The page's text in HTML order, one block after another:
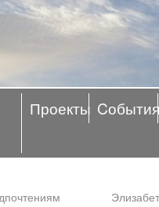
Проекты Cобытия